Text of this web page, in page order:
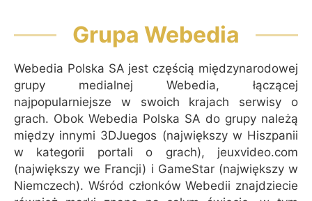
Grupa Webedia
Webedia Polska SA jest częścią międzynarodowej
grupy medialnej Webedia, łączącej
najpopularniejsze w swoich krajach serwisy o
grach. Obok Webedia Polska SA do grupy należą
między innymi 3DJuegos (największy w Hiszpanii
w kategorii portali o grach), jeuxvideo.com
(największy we Francji) i GameStar (największy w
Niemczech). Wśród członków Webedii znajdziecie